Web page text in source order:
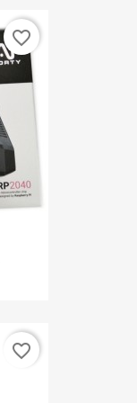
favorite_border
favorite_border